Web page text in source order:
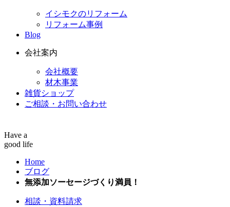
イシモクのリフォーム
リフォーム事例
Blog
会社案内
会社概要
材木事業
雑貨ショップ
ご相談・お問い合わせ
Have a
good life
Home
ブログ
無添加ソーセージづくり満員！
相談・資料請求